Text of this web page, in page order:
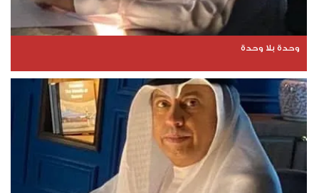
وحدة بلا وحدة